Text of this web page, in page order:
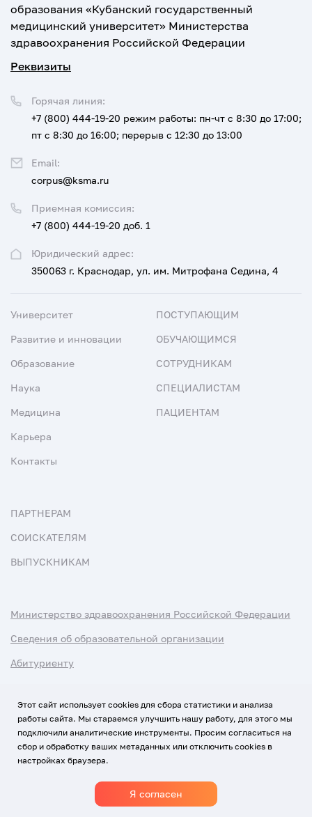
образования «Кубанский государственный
медицинский университет» Министерства
здравоохранения Российской Федерации
Реквизиты
Юридический адрес:
350063 г. Краснодар, ул. им. Митрофана Седина, 4
Приемная комиссия:
+7 (800) 444-19-20 доб. 1
Горячая линия:
+7 (800) 444-19-20 режим работы: пн-чт с 8:30 до 17:00;
пт с 8:30 до 16:00; перерыв с 12:30 до 13:00
Email:
corpus@ksma.ru
Университет
Развитие и инновации
Образование
Наука
Медицина
Карьера
Контакты
ПОСТУПАЮЩИМ
ОБУЧАЮЩИМСЯ
СОТРУДНИКАМ
СПЕЦИАЛИСТАМ
ПАЦИЕНТАМ
ПАРТНЕРАМ
СОИСКАТЕЛЯМ
ВЫПУСКНИКАМ
Министерство здравоохранения Российской Федерации
Сведения об образовательной организации
Абитуриенту
Использование Cookies
Политика обработки персональных данных
© Все права защищены
Этот сайт использует cookies для сбора статистики и анализа
работы сайта. Мы стараемся улучшить нашу работу, для этого мы
подключили аналитические инструменты. Просим согласиться на
сбор и обработку ваших метаданных или отключить cookies в
настройках браузера.
Я согласен